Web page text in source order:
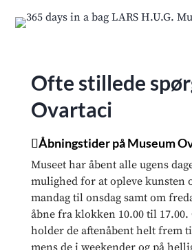
Ofte stillede
Ovartaci
Åbningstider på Museum
Museet har åbent alle ugens
mulighed for at opleve kunsten
mandag til onsdag samt om
åbne fra klokken 10.00 til 17.00.
holder de aftenåbent helt frem
mens de i weekender og på